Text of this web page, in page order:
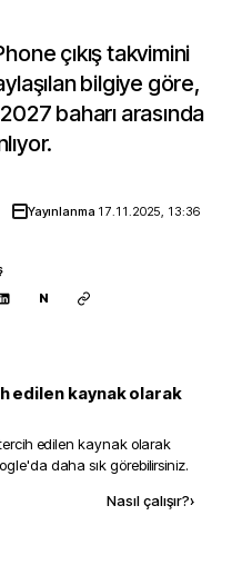
çıkış takvimini
bilgiye göre,
baharı arasında
Yayınlanma 17.11.2025, 13:36
N
edilen kaynak olarak
edilen kaynak olarak
daha sık görebilirsiniz.
Nasıl çalışır?›